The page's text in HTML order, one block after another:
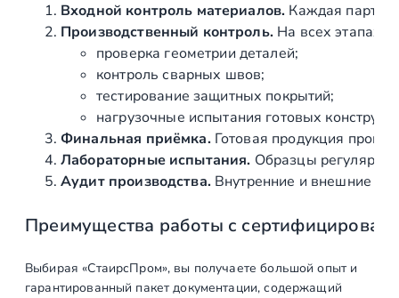
Входной контроль материалов. Каждая партия
Производственный контроль.На всех этапах
проверка геометрии деталей;
контроль сварных швов;
тестирование защитных покрытий;
нагрузочные испытания готовых
Финальная приёмка.Готовая продукция
Лабораторные испытания. Образцы регулярно
Аудит производства.Внутренние и внешние
Преимущества работы с
Выбирая «СтаирсПром», вы получаете большой опыт и
гарантированный пакет документации, содержащий